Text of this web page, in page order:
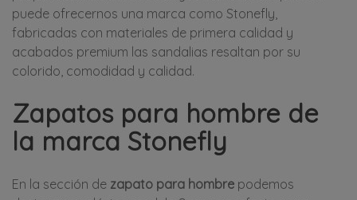
puede ofrecernos una marca como Stonefly,
fabricadas con materiales de primera calidad y
acabados premium las sandalias resaltan por su
colorido, comodidad y calidad.
Zapatos para hombre de
la marca Stonefly
En la sección de zapato para hombre podemos